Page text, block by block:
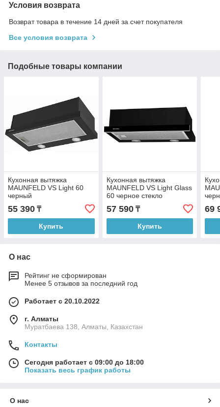
Условия возврата
Возврат товара в течение 14 дней за счет покупателя
Все условия возврата
Подобные товары компании
Кухонная вытяжка
MAUNFELD VS Light 60
черный
55 390 ₸
Купить
Кухонная вытяжка
MAUNFELD VS Light Glass
60 черное стекло
57 590₸
Купить
69
О нас
Рейтинг не сформирован
Менее 5 отзывов за последний год
Работает с 20.10.2022
г. Алматы
Муратбаева 138, Алматы, Казахстан
Контакты
Сегодня работает с 09:00 до 18:00
Показать весь график работы
О нас